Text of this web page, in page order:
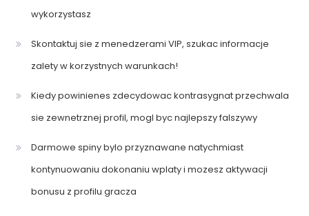
wykorzystasz
Skontaktuj sie z menedzerami VIP, szukac informacje
zalety w korzystnych warunkach!
Kiedy powinienes zdecydowac kontrasygnat przechwala
sie zewnetrznej profil, mogl byc najlepszy falszywy
Darmowe spiny bylo przyznawane natychmiast
kontynuowaniu dokonaniu wplaty i mozesz aktywacji
bonusu z profilu gracza